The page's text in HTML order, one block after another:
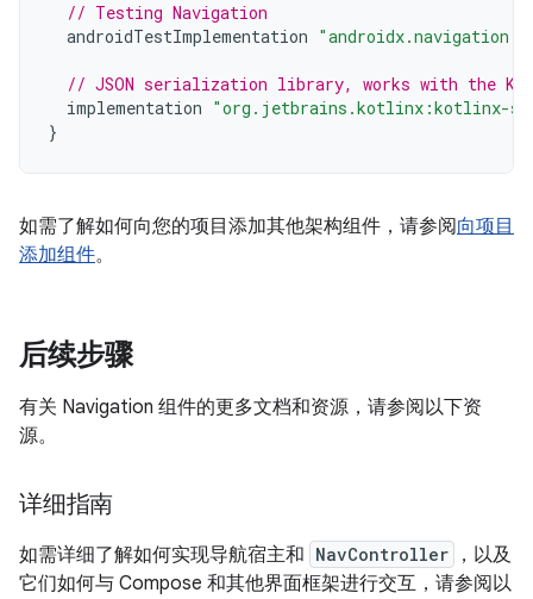
// Testing Navigation
androidTestImplementation
// JSON serialization library, works with the
implementation "org.jetbrains.kotlinx:kotlinx-
}
如需了解如何向您的项目添加其他架构组件，请参阅向项目
添加组件。
后续步骤
有关 Navigation 组件的更多文档和资源，请参阅以下资
源。
详细指南
如需详细了解如何实现导航宿主和 NavController
，以及
它们如何与 Compose 和其他界面框架进行交互，请参阅以